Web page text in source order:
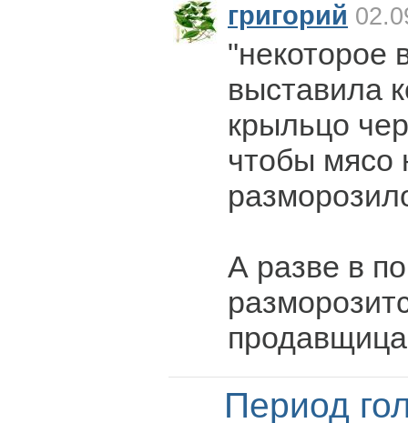
григорий
"некоторое
выставила
крыльцо
чтобы мясо
А разве в
продавщица
Период